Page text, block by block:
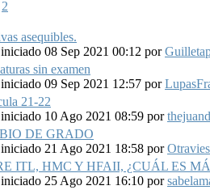
2
asequibles.
08 Sep 2021 00:12 por
sin examen
09 Sep 2021 12:57 por
21-22
10 Ago 2021 08:59 por
DE GRADO
21 Ago 2021 18:58 por
ITL, HMC Y HFAII, ¿CUÁL ES
25 Ago 2021 16:10 por